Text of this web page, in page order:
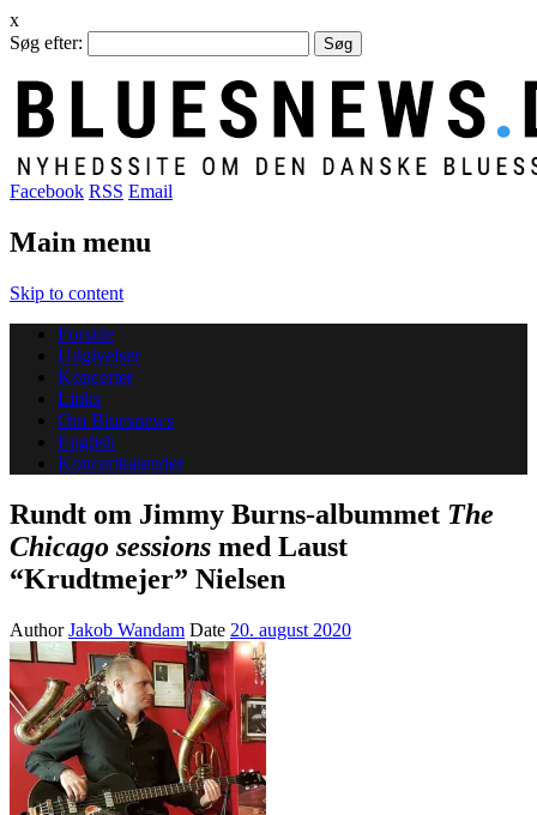
x
Søg efter:
Facebook RSS Email
Main menu
Skip to content
Forside
Udgivelser
Koncerter
Links
Om Bluesnews
English
Koncertkalender
Rundt om Jimmy Burns-albummet The
Chicago sessions med Laust
“Krudtmejer” Nielsen
AuthorJakob Wandam Date 20. august 2020